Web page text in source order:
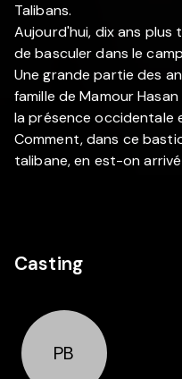
Talibans.
Aujourd'hui, dix ans plus
de basculer dans le
Une grande partie des
famille de Mamour
la présence occidentale
Comment, dans ce
talibane, en est-on
Casting
PB